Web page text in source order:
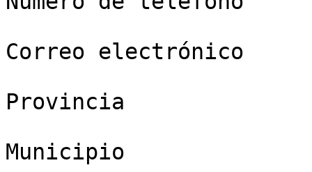
Correo electrónico
Provincia
Municipio